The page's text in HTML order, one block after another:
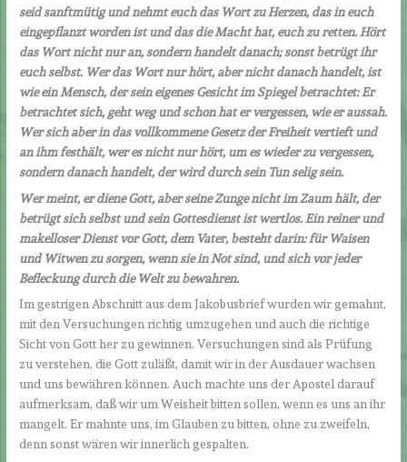
seid sanftmütig und nehmt euch das Wort zu Herzen, das in euch
eingepflanzt worden ist und das die Macht hat, euch zu retten. Hört
das Wort nicht nur an, sondern handelt danach; sonst betrügt ihr
euch selbst. Wer das Wort nur hört, aber nicht danach handelt, ist
wie ein Mensch, der sein eigenes Gesicht im Spiegel betrachtet: Er
betrachtet sich, geht weg und schon hat er vergessen, wie er aussah.
Wer sich aber in das vollkommene Gesetz der Freiheit vertieft und
an ihm festhält, wer es nicht nur hört, um es wieder zu vergessen,
sondern danach handelt, der wird durch sein Tun selig sein.
Wer meint, er diene Gott, aber seine Zunge nicht im Zaum hält, der
betrügt sich selbst und sein Gottesdienst ist wertlos. Ein reiner und
makelloser Dienst vor Gott, dem Vater, besteht darin: für Waisen
und Witwen zu sorgen, wenn sie in Not sind, und sich vor jeder
Befleckung durch die Welt zu bewahren.
Im gestrigen Abschnitt aus dem Jakobusbrief wurden wir gemahnt,
mit den Versuchungen richtig umzugehen und auch die richtige
Sicht von Gott her zu gewinnen. Versuchungen sind als Prüfung
zu verstehen, die Gott zuläßt, damit wir in der Ausdauer wachsen
und uns bewähren können. Auch machte uns der Apostel darauf
aufmerksam, daß wir um Weisheit bitten sollen, wenn es uns an ihr
mangelt. Er mahnte uns, im Glauben zu bitten, ohne zu zweifeln,
denn sonst wären wir innerlich gespalten.